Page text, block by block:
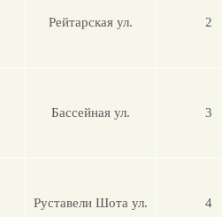
Рейтарская ул. 2
Бассейная ул. 3
Руставели Шота ул. 4